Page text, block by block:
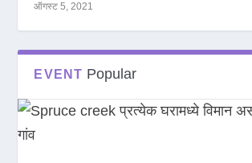
ऑगस्ट 5, 2021
EVENT Popular